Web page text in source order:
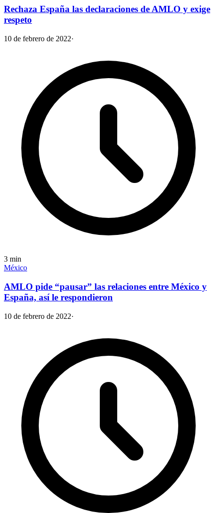
Rechaza España las declaraciones de AMLO y exige
respeto
10 de febrero de 2022·
3 min
México
AMLO pide “pausar” las relaciones entre México y
España, así le respondieron
10 de febrero de 2022·